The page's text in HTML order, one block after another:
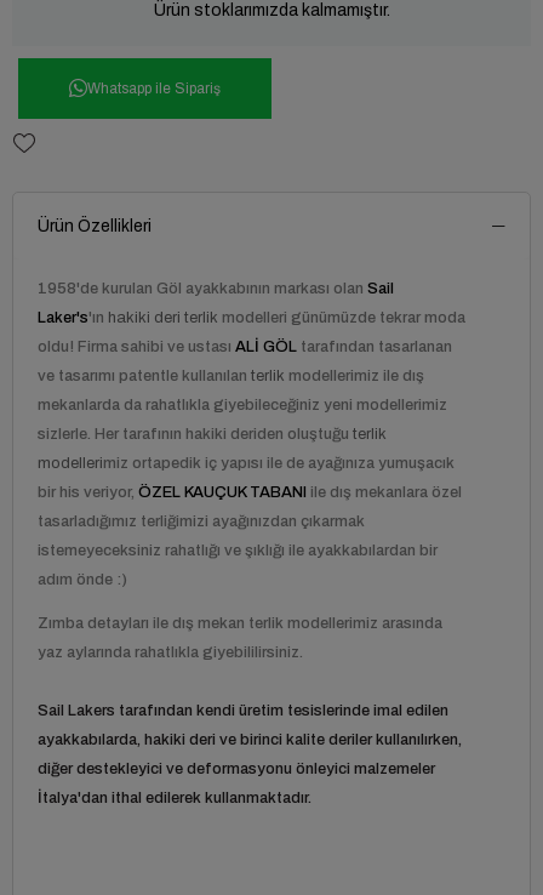
Ürün stoklarımızda kalmamıştır.
Whatsapp ile Sipariş
Ürün Özellikleri
1958'de kurulan Göl ayakkabının markası olan Sail
Laker's'ın hakiki deri terlik modelleri günümüzde tekrar moda
oldu! Firma sahibi ve ustası ALİ GÖL tarafından tasarlanan
ve tasarımı patentle kullanılan terlik modellerimiz ile dış
mekanlarda da rahatlıkla giyebileceğiniz yeni modellerimiz
sizlerle. Her tarafının hakiki deriden oluştuğu terlik
modellerimiz ortapedik iç yapısı ile de ayağınıza yumuşacık
bir his veriyor, ÖZEL KAUÇUK TABANI ile dış mekanlara özel
tasarladığımız terliğimizi ayağınızdan çıkarmak
istemeyeceksiniz rahatlığı ve şıklığı ile ayakkabılardan bir
adım önde :)
Zımba detayları ile dış mekan terlik modellerimiz arasında
yaz aylarında rahatlıkla giyebililirsiniz.
Sail Lakers tarafından kendi üretim tesislerinde imal edilen
ayakkabılarda, hakiki deri ve birinci kalite deriler kullanılırken,
diğer destekleyici ve deformasyonu önleyici malzemeler
İtalya'dan ithal edilerek kullanmaktadır.